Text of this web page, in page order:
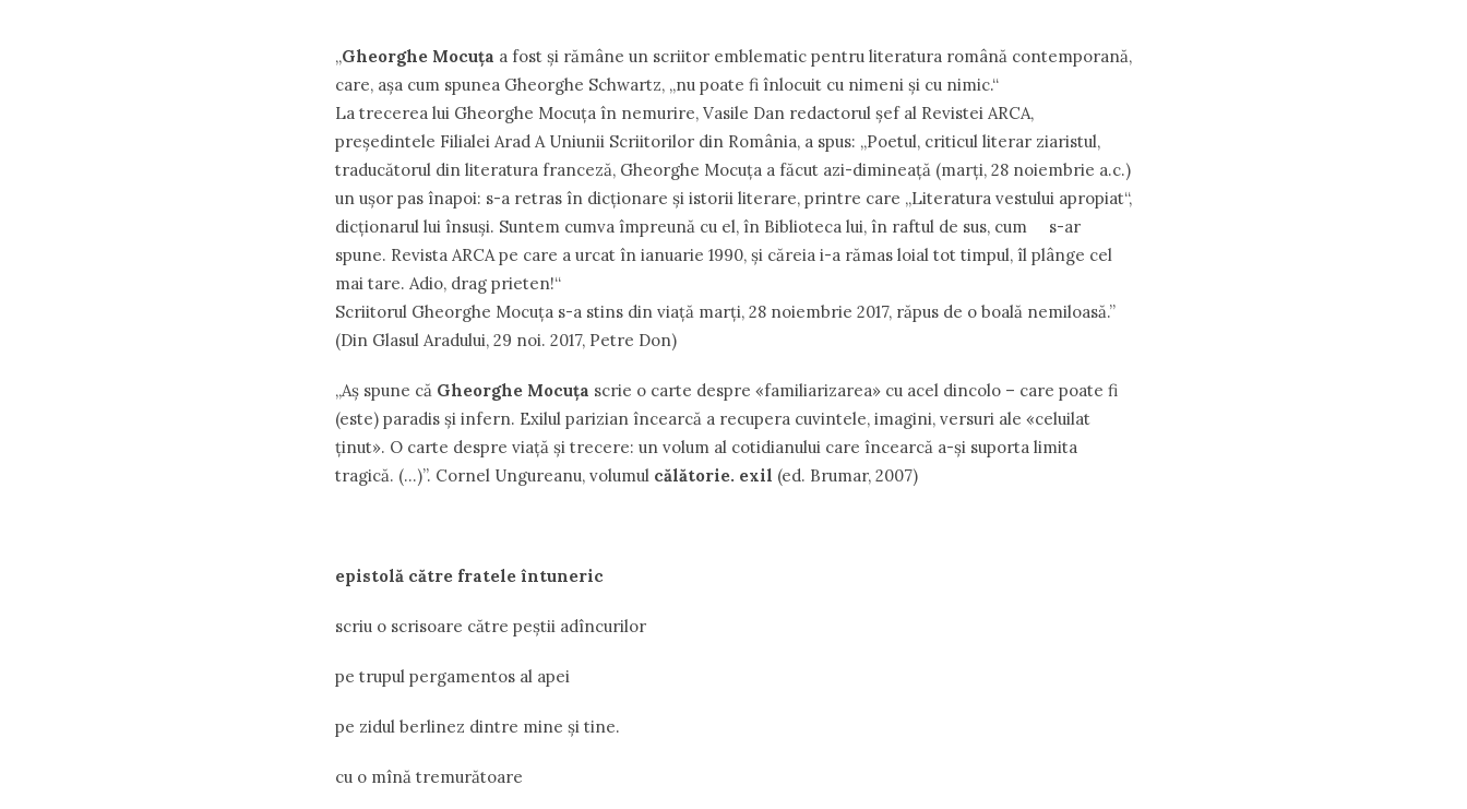
,,Gheorghe Mocuţa a fost şi rămâne un scriitor emblematic pentru literatura română contemporană,
care, aşa cum spunea Gheorghe Schwartz, „nu poate fi înlocuit cu nimeni şi cu nimic.“
La trecerea lui Gheorghe Mocuţa în nemurire, Vasile Dan redactorul şef al Revistei ARCA,
preşedintele Filialei Arad A Uniunii Scriitorilor din România, a spus: „Poetul, criticul literar ziaristul,
traducătorul din literatura franceză, Gheorghe Mocuţa a făcut azi-dimineaţă (marţi, 28 noiembrie a.c.)
un uşor pas înapoi: s-a retras în dicţionare şi istorii literare, printre care „Literatura vestului apropiat“,
dicţionarul lui însuşi. Suntem cumva împreună cu el, în Biblioteca lui, în raftul de sus, cum s-ar
spune. Revista ARCA pe care a urcat în ianuarie 1990, şi căreia i-a rămas loial tot timpul, îl plânge cel
mai tare. Adio, drag prieten!“
Scriitorul Gheorghe Mocuţa s-a stins din viaţă marţi, 28 noiembrie 2017, răpus de o boală nemiloasă.”
(Din Glasul Aradului, 29 noi. 2017, Petre Don)
,,Aș spune că Gheorghe Mocuța scrie o carte despre «familiarizarea» cu acel dincolo – care poate fi
(este) paradis și infern. Exilul parizian încearcă a recupera cuvintele, imagini, versuri ale «celuilat
ținut». O carte despre viață și trecere: un volum al cotidianului care încearcă a-și suporta limita
tragică. (…)”. Cornel Ungureanu, volumul călătorie. exil (ed. Brumar, 2007)
epistolă către fratele întuneric
scriu o scrisoare către peştii adîncurilor
pe trupul pergamentos al apei
pe zidul berlinez dintre mine şi tine.
cu o mînă tremurătoare